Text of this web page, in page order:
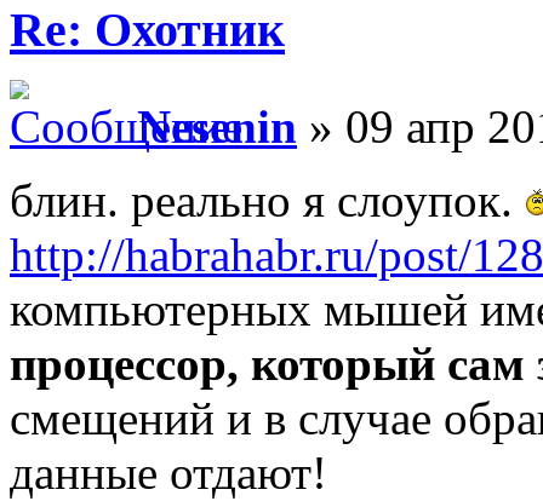
Re: Охотник
Nesenin » 09 апр
блин. реально я слоупок.
http://habrahabr.ru/post/
компьютерных мышей
процессор, который
смещений и в случае
данные отдают!